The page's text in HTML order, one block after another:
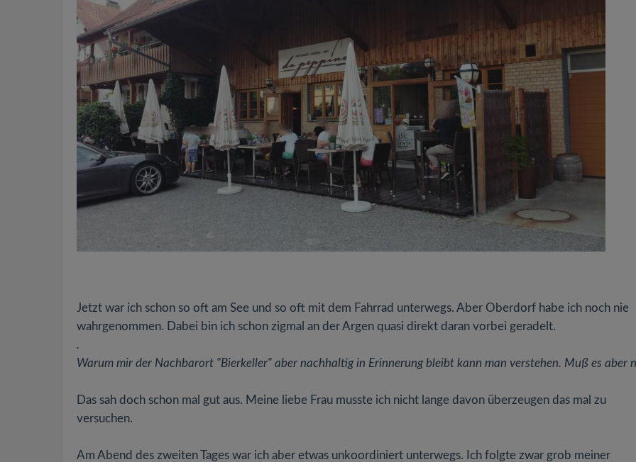
Jetzt war ich schon so oft am See und so oft mit dem Fahrrad unterwegs. Aber Oberdorf habe ich noch nie
wahrgenommen. Dabei bin ich schon zigmal an der Argen quasi direkt daran vorbei geradelt.
.
Warum mir der Nachbarort "Bierkeller" aber nachhaltig in Erinnerung bleibt kann man verstehen. Muß es aber
Das sah doch schon mal gut aus. Meine liebe Frau musste ich nicht lange davon überzeugen das mal zu
versuchen.
Am Abend des zweiten Tages war ich aber etwas unkoordiniert unterwegs. Ich folgte zwar grob meiner